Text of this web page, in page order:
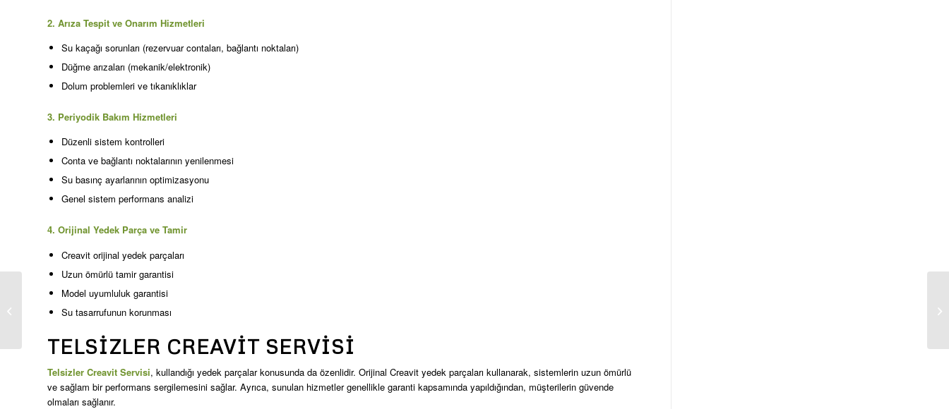
2. Arıza Tespit ve Onarım Hizmetleri
Su kaçağı sorunları (rezervuar contaları, bağlantı noktaları)
Düğme arızaları (mekanik/elektronik)
Dolum problemleri ve tıkanıklıklar
3. Periyodik Bakım Hizmetleri
Düzenli sistem kontrolleri
Conta ve bağlantı noktalarının yenilenmesi
Su basınç ayarlarının optimizasyonu
Genel sistem performans analizi
4. Orijinal Yedek Parça ve Tamir
Creavit orijinal yedek parçaları
Uzun ömürlü tamir garantisi
Model uyumluluk garantisi
Su tasarrufunun korunması
TELSIZLER CREAVIT SERVISI
Telsizler Creavit Servisi, kullandığı yedek parçalar konusunda da özenlidir. Orijinal Creavit yedek parçaları kullanarak, sistemlerin uzun ömürlü
ve sağlam bir performans sergilemesini sağlar. Ayrıca, sunulan hizmetler genellikle garanti kapsamında yapıldığından, müşterilerin güvende
olmaları sağlanır.
Talatpaşa Creavit
Servis